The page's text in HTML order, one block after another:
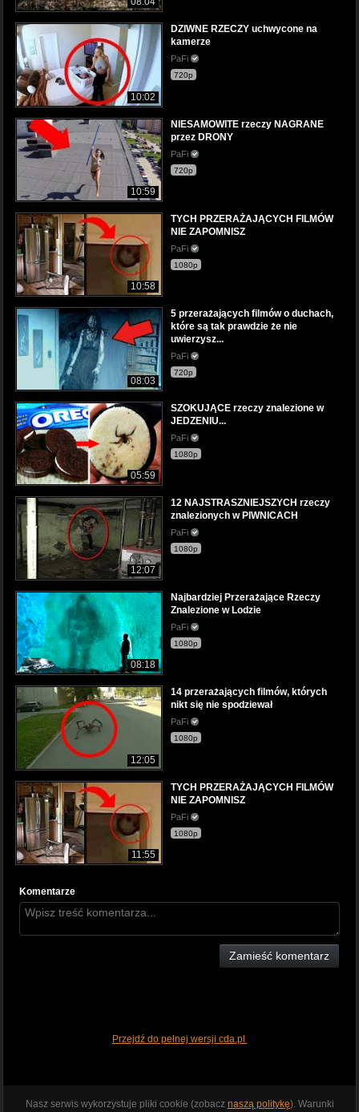
10:02
DZIWNE RZECZY uchwycone na
kamerze
PaFi
720p
10:59
NIESAMOWITE rzeczy NAGRANE
przez DRONY
PaFi
720p
10:58
TYCH PRZERAŻAJĄCYCH FILMÓW
NIE ZAPOMNISZ
PaFi
1080p
08:03
5 przerażających filmów o duchach,
które są tak prawdzie że nie
uwierzysz...
PaFi
720p
05:59
SZOKUJĄCE rzeczy znalezione w
JEDZENIU...
PaFi
1080p
12:07
12 NAJSTRASZNIEJSZYCH rzeczy
znalezionych w PIWNICACH
PaFi
1080p
08:18
Najbardziej Przerażające Rzeczy
Znalezione w Lodzie
PaFi
1080p
12:05
14 przerażających filmów, których
nikt się nie spodziewał
PaFi
1080p
11:55
TYCH PRZERAŻAJĄCYCH FILMÓW
NIE ZAPOMNISZ
PaFi
1080p
Komentarze
Zamieść komentarz
Przejdź do pełnej wersji cda.pl
Nasz serwis wykorzystuje pliki cookie (zobacz naszą politykę). Warunki